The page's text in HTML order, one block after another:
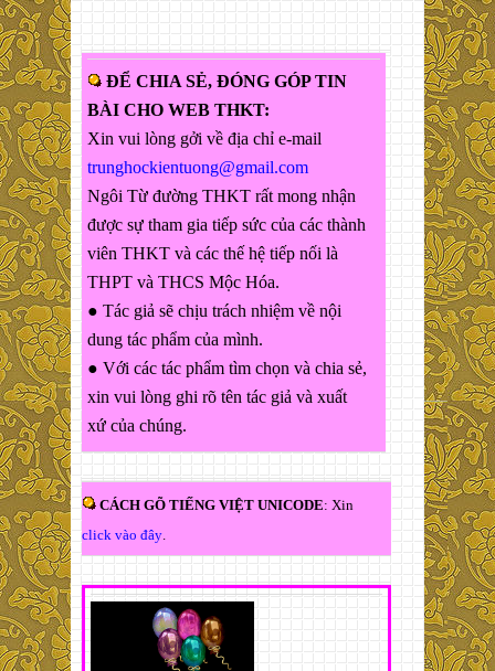
ĐỂ CHIA SẺ, ĐÓNG GÓP TIN
BÀI CHO WEB THKT:
Xin vui lòng gởi về địa chỉ e-mail
trunghockientuong@gmail.com
Ngôi Từ đường THKT rất mong nhận
được sự tham gia tiếp sức của các thành
viên THKT và các thế hệ tiếp nối là
THPT và THCS Mộc Hóa.
● Tác giả sẽ chịu trách nhiệm về nội
dung tác phẩm của mình.
● Với các tác phẩm tìm chọn và chia sẻ,
xin vui lòng ghi rõ tên tác giả và xuất
xứ của chúng.
CÁCH GÕ TIẾNG VIỆT UNICODE: Xin
click vào đây.